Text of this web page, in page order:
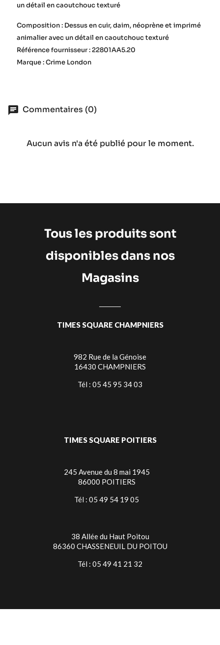
un détail en caoutchouc texturé
Composition : Dessus en cuir, daim, néoprène et imprimé
animalier avec un détail en caoutchouc texturé
Référence fournisseur : 22801AA5.20
Marque : Crime London
Commentaires (0)
Aucun avis n'a été publié pour le moment.
Tous les produits sont
disponibles dans nos
Magasins
TIMES SQUARE CHAMPNIERS
982 Rue de la Génoise
16430 CHAMPNIERS
Tél : 05 45 95 34 03
TIMES SQUARE POITIERS
245 Avenue du 8 mai 1945
86000 POITIERS
Tél : 05 49 54 19 05
38 Allée du Haut Poitou
86360 CHASSENEUIL DU POITOU
Tél : 05 49 41 21 32